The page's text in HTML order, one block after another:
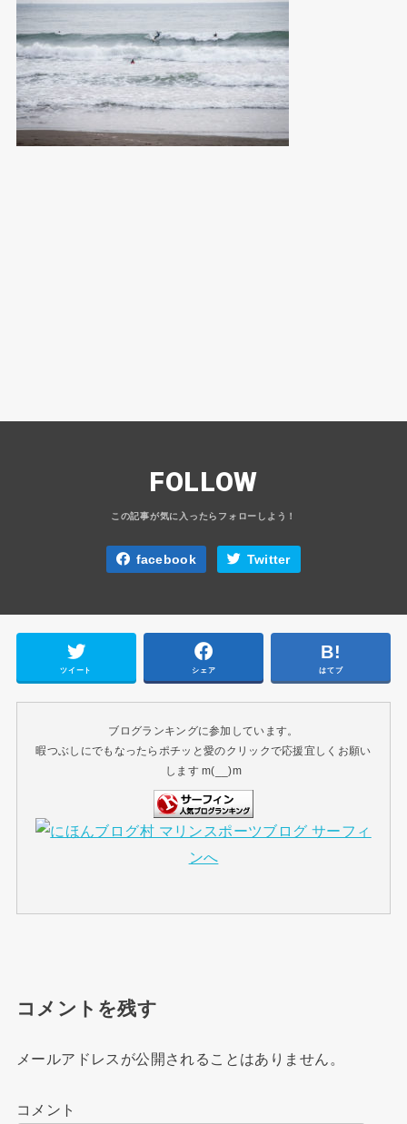
FOLLOW
facebook Twitter
ツイート シェア はてブ
ブログランキングに参加しています。
暇つぶしにでもなったらポチッと愛のクリックで応援宜しくお願い
します m(__)m
コメントを残す
メールアドレスが公開されることはありません。
コメント